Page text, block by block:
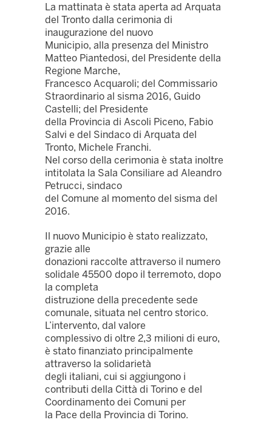
La mattinata è stata aperta ad Arquata
del Tronto dalla cerimonia di
inaugurazione del nuovo
Municipio, alla presenza del Ministro
Matteo Piantedosi, del Presidente della
Regione Marche,
Francesco Acquaroli; del Commissario
Straordinario al sisma 2016, Guido
Castelli; del Presidente
della Provincia di Ascoli Piceno, Fabio
Salvi e del Sindaco di Arquata del
Tronto, Michele Franchi.
Nel corso della cerimonia è stata inoltre
intitolata la Sala Consiliare ad Aleandro
Petrucci, sindaco
del Comune al momento del sisma del
2016.
Il nuovo Municipio è stato realizzato,
grazie alle
donazioni raccolte attraverso il numero
solidale 45500 dopo il terremoto, dopo
la completa
distruzione della precedente sede
comunale, situata nel centro storico.
L’intervento, dal valore
complessivo di oltre 2,3 milioni di euro,
è stato finanziato principalmente
attraverso la solidarietà
degli italiani, cui si aggiungono i
contributi della Città di Torino e del
Coordinamento dei Comuni per
la Pace della Provincia di Torino.